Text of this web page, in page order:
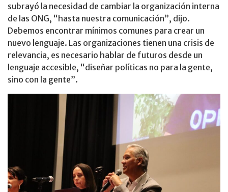
subrayó la necesidad de cambiar la organización interna
de las ONG, “hasta nuestra comunicación”, dijo.
Debemos encontrar mínimos comunes para crear un
nuevo lenguaje. Las organizaciones tienen una crisis de
relevancia, es necesario hablar de futuros desde un
lenguaje accesible, “diseñar políticas no para la gente,
sino con la gente”.